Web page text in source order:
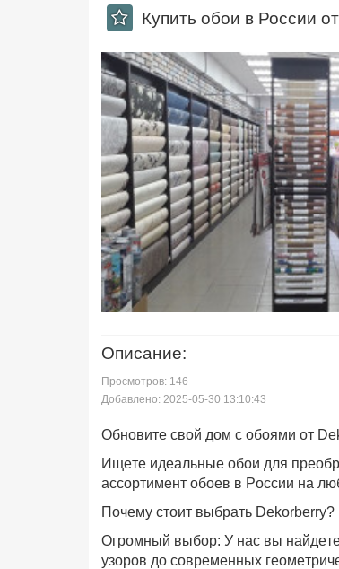
Купить обои в России
Описание:
Просмотров: 146
Добавлено: 2025-05-30 13:10:43
Обновите свой дом с обоями от
Ищете идеальные обои для
ассортимент обоев в России на
Почему стоит выбрать Dekorberry?
Огромный выбор: У нас вы найдете
узоров до современных